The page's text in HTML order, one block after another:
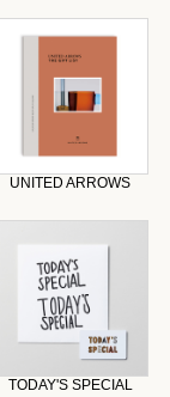
UNITED ARROWS
TODAY'S SPECIAL